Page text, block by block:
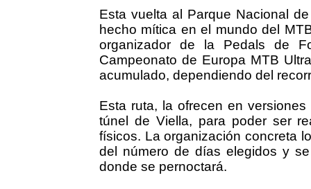
Esta vuelta al Parque Nacional
hecho mítica en el mundo del
organizador de la Pedals de
Campeonato de Europa MTB
acumulado, dependiendo del
Esta ruta, la ofrecen en
túnel de Viella, para poder ser
físicos. La organización concreta
del número de días elegidos y
donde se pernoctará.